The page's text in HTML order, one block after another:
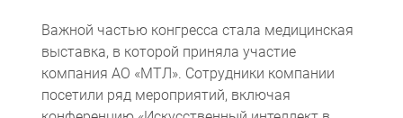
Важной частью конгресса стала медицинская
выставка, в которой приняла участие
компания АО «МТЛ». Сотрудники компании
посетили ряд мероприятий, включая